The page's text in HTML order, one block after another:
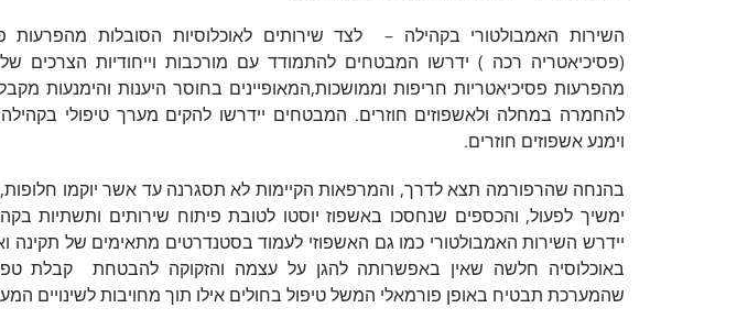
השירות האמבולטורי בקהילה – לצד שירותים לאוכלוסיות הסובלות מהפרעות
(פסיכיאטריה רכה ) ידרשו המבטחים להתמודד עם מורכבות וייחודיות הצרכים
מהפרעות פסיכיאטריות חריפות וממושכות,המאופיינים בחוסר היענות והימנעות
להחמרה במחלה ולאשפוזים חוזרים. המבטחים יידרשו להקים מערך טיפולי
וימנע אשפוזים חוזרים.
בהנחה שהרפורמה תצא לדרך, והמרפאות הקיימות לא תסגרנה עד אשר יוקמו חלופות,
ימשיך לפעול, והכספים שנחסכו באשפוז יוסטו לטובת פיתוח שירותים ותשתיות
יידרש השירות האמבולטורי כמו גם האשפוזי לעמוד בסטנדרטים מתאימים של תקינה
באוכלוסיה חלשה שאין באפשרותה להגן על עצמה והזקוקה להבטחת קבלת
שהמערכת תבטיח באופן פורמאלי המשל טיפול בחולים אילו תוך מחויבות לשינויים